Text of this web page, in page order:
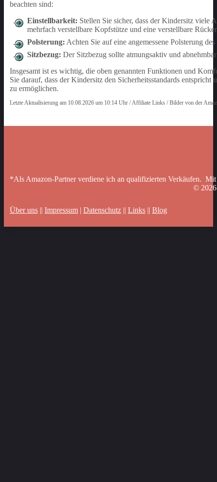
beachten sind:
Einstellbarkeit: Stellen Sie sicher, dass der Kindersitz viele
mehrfach verstellbare Kopfstütze und eine verstellbare
Polsterung: Achten Sie auf eine angemessene Polsterung
Sitzbezug: Der Sitzbezug sollte atmungsaktiv und
Insgesamt ist es wichtig, die oben genannten Funktionen und
Sie darauf, dass der Kindersitz den Sicherheitsstandards
zu ermöglichen.
Letzte Aktualisierung am 10.08.2026 um 10:14 Uhr / Affiliate Links / Bilder von der
*Als Amazon-Partner verdiene ich an qualifizierten Verkäufen.
©
Über uns || Impressum | Datenschutz || Links || Blog